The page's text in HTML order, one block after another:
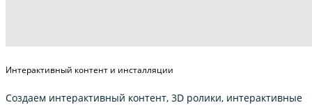
Интерактивный контент и инсталляции
Создаем интерактивный контент, 3D ролики, интерактивные